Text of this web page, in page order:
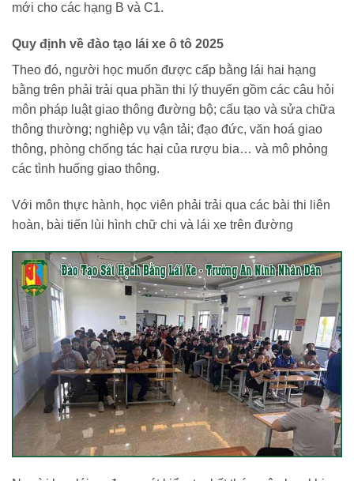
mới cho các hạng B và C1.
Quy định về đào tạo lái xe ô tô 2025
Theo đó, người học muốn được cấp bằng lái hai hạng
bằng trên phải trải qua phần thi lý thuyến gồm các câu hỏi
môn pháp luật giao thông đường bộ; cấu tạo và sửa chữa
thông thường; nghiệp vụ vận tải; đạo đức, văn hoá giao
thông, phòng chống tác hại của rượu bia… và mô phỏng
các tình huống giao thông.
Với môn thực hành, học viên phải trải qua các bài thi liên
hoàn, bài tiến lùi hình chữ chi và lái xe trên đường